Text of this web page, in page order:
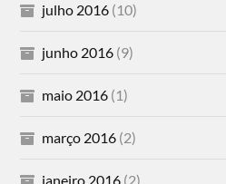
julho 2016 (10)
junho 2016 (9)
maio 2016 (1)
março 2016 (2)
janeiro 2016 (2)